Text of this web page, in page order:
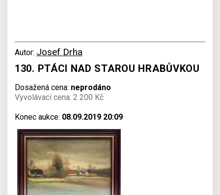
Autor: Josef Drha
130. PTÁCI NAD STAROU HRABŮVKOU
Dosažená cena: neprodáno
Vyvolávací cena: 2 200 Kč
Konec aukce: 08.09.2019 20:09